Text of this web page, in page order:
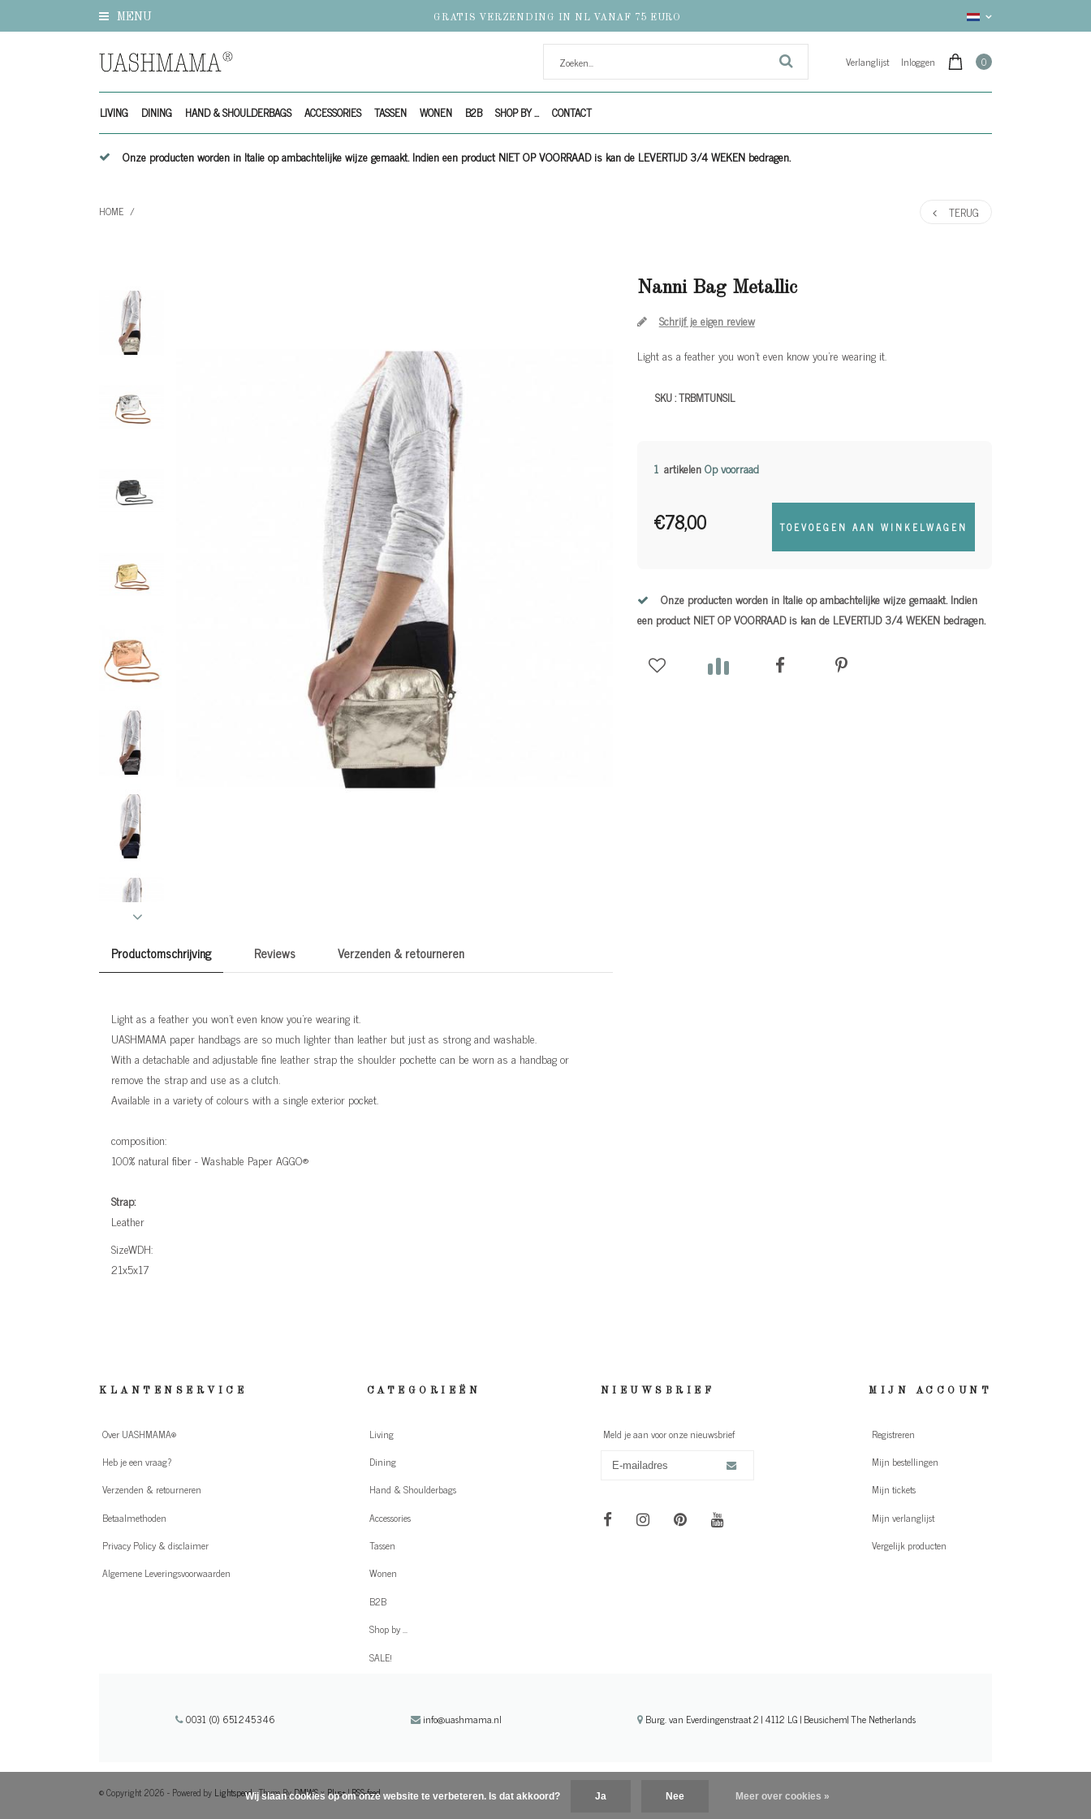
MENU GRATIS VERZENDING IN NL VANAF 75 EURO
Verlanglijst Inloggen 0
LIVING DINING HAND & SHOULDERBAGS ACCESSORIES TASSEN WONEN B2B SHOP BY ... CONTACT
Onze producten worden in Italie op ambachtelijke wijze gemaakt. Indien een product NIET OP VOORRAAD is kan de LEVERTIJD 3/4 WEKEN bedragen.
HOME / TERUG
Productomschrijving Reviews Verzenden & retourneren
Light as a feather you won’t even know you’re wearing it.
UASHMAMA paper handbags are so much lighter than leather but just as strong and washable.
With a detachable and adjustable fine leather strap the shoulder pochette can be worn as a handbag or
remove the strap and use as a clutch.
Available in a variety of colours with a single exterior pocket.
composition:
100% natural fiber - Washable Paper AGGO®
Strap:
Leather
SizeWDH:
21x5x17
Nanni Bag Metallic
Schrijf je eigen review
Light as a feather you won’t even know you’re wearing it.
SKU :TRBMTUNSIL
1 artikelenOp voorraad
€78,00 TOEVOEGEN AAN WINKELWAGEN
Onze producten worden in Italie op ambachtelijke wijze gemaakt. Indien
een product NIET OP VOORRAAD is kan de LEVERTIJD 3/4 WEKEN bedragen.
KLANTENSERVICE
Over UASHMAMA®
Heb je een vraag?
Verzenden & retourneren
Betaalmethoden
Privacy Policy & disclaimer
Algemene Leveringsvoorwaarden
CATEGORIEËN
Living
Dining
Hand & Shoulderbags
Accessories
Tassen
Wonen
B2B
Shop by ...
SALE!
NIEUWSBRIEF
Meld je aan voor onze nieuwsbrief
MIJN ACCOUNT
Registreren
Mijn bestellingen
Mijn tickets
Mijn verlanglijst
Vergelijk producten
0031 (0) 651245346 info@uashmama.nl Burg. van Everdingenstraat 2 | 4112 LG | Beusichem| The Netherlands
© Copyright 2026 - Powered by Lightspeed- Theme ByDMWSx Plus+|RSS-feed
Wij slaan cookies op om onze website te verbeteren. Is dat akkoord? Ja Nee Meer over cookies »